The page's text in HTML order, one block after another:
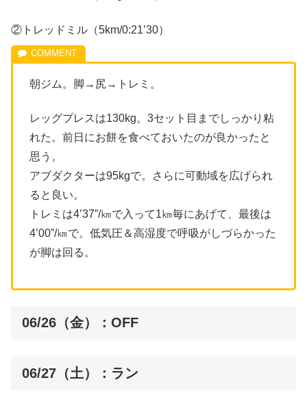
②トレッドミル（5km/0:21’30）
朝ジム。脚→尻→トレミ。
レッグプレスは130kg。3セット目までしっかり粘
れた。前日にお餅を食べておいたのが良かったと
思う。
アブダクターは95kgで。さらに可動域を広げられ
ると良い。
トレミは4’37”/㎞で入って1㎞毎にあげて、最後は
4’00”/㎞で。低気圧＆高湿度で呼吸がしづらかった
が脚は回る。
06/26（金）：OFF
06/27（土）：ラン